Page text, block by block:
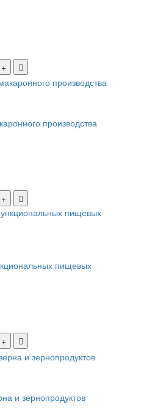
производства
пищевых
и зернопродуктов